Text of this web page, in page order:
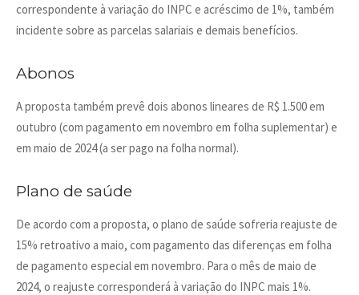
correspondente à variação do INPC e acréscimo de 1%, também
incidente sobre as parcelas salariais e demais benefícios.
Abonos
A proposta também prevê dois abonos lineares de R$ 1.500 em
outubro (com pagamento em novembro em folha suplementar) e
em maio de 2024 (a ser pago na folha normal).
Plano de saúde
De acordo com a proposta, o plano de saúde sofreria reajuste de
15% retroativo a maio, com pagamento das diferenças em folha
de pagamento especial em novembro. Para o mês de maio de
2024, o reajuste corresponderá à variação do INPC mais 1%.